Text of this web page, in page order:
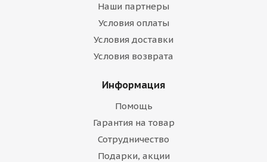
Наши партнеры
Условия оплаты
Условия доставки
Условия возврата
Информация
Помощь
Гарантия на товар
Сотрудничество
Подарки, акции